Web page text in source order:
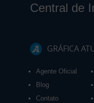
Central de
GRÁFICA
Agente Oficial
Blog
Contato